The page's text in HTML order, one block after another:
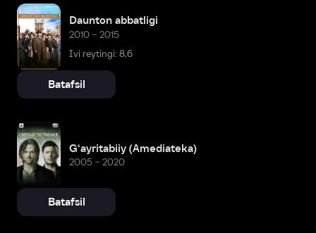
Daunton abbatligi
2010 – 2015
Ivi reytingi: 8,6
Batafsil
G‘ayritabiiy (Amediateka)
2005 – 2020
Batafsil